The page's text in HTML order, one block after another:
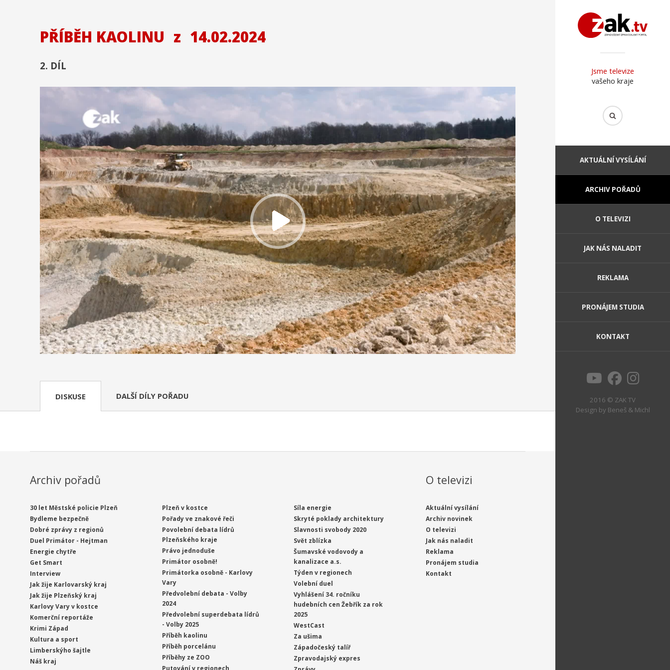
Jsme televize
vašeho kraje
AKTUÁLNÍ VYSÍLÁNÍ
ARCHIV POŘADŮ
O TELEVIZI
JAK NÁS NALADIT
REKLAMA
PRONÁJEM STUDIA
KONTAKT
2016 © ZAK TV
Design by Beneš & Michl
PŘÍBĚH KAOLINU z 14.02.2024
2. DÍL
DISKUSE DALŠÍ DÍLY POŘADU
Archiv pořadů
30 let Městské policie Plzeň
Bydleme bezpečně
Dobré zprávy z regionů
Duel Primátor - Hejtman
Energie chytře
Get Smart
Interview
Jak žije Karlovarský kraj
Jak žije Plzeňský kraj
Karlovy Vary v kostce
Komerční reportáže
Krimi Západ
Kultura a sport
Limberskýho šajtle
Náš kraj
Plzeň v kostce
Pořady ve znakové řeči
Povolební debata lídrů
Plzeňského kraje
Právo jednoduše
Primátor osobně!
Primátorka osobně - Karlovy
Vary
Předvolební debata - Volby
2024
Předvolební superdebata lídrů
- Volby 2025
Příběh kaolinu
Příběh porcelánu
Příběhy ze ZOO
Síla energie
Skryté poklady architektury
Slavnosti svobody 2020
Svět zblízka
Šumavské vodovody a
kanalizace a.s.
Týden v regionech
Volební duel
Vyhlášení 34. ročníku
hudebních cen Žebřík za rok
2025
WestCast
Za ušima
Západočeský talíř
Zpravodajský expres
O televizi
Aktuální vysílání
Archiv novinek
O televizi
Jak nás naladit
Reklama
Pronájem studia
Kontakt